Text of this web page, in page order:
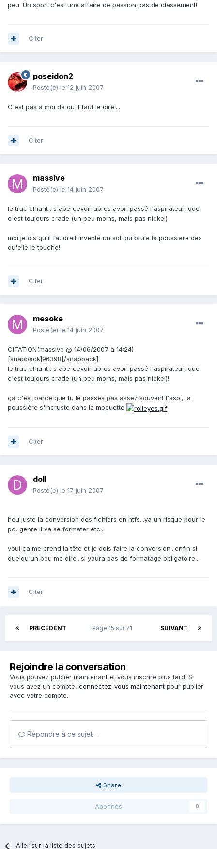
peu. Un sport c'est une affaire de passion pas de classement!
Citer
poseidon2
Posté(e) le 12 juin 2007
C'est pas a moi de qu'il faut le dire....
Citer
massive
Posté(e) le 14 juin 2007
le truc chiant : s'apercevoir apres avoir passé l'aspirateur, que
c'est toujours crade (un peu moins, mais pas nickel)
moi je dis qu'il faudrait inventé un sol qui brule la poussiere des
qu'elle le touche!
Citer
mesoke
Posté(e) le 14 juin 2007
CITATION(massive @ 14/06/2007 à 14:24)
[snapback]96398[/snapback]
le truc chiant : s'apercevoir apres avoir passé l'aspirateur, que
c'est toujours crade (un peu moins, mais pas nickel)!
ça c'est parce que tu le passes pas assez souvent l'aspi, la
poussière s'incruste dans la moquette
Citer
doll
Posté(e) le 17 juin 2007
heu juste la conversion des fichiers en ntfs...ya un risque pour le
pc, genre il va se formater etc...
voui ça me prend la tête et je dois faire la conversion...enfin si
quelqu'un peu me dire...si yaura pas de formatage obligatoire...
Citer
PRÉCÉDENT SUIVANT
Page 15 sur 71
Rejoindre la conversation
Vous pouvez publier maintenant et vous inscrire plus tard. Si
vous avez un compte, connectez-vous maintenant pour publier
avec votre compte.
Répondre à ce sujet…
Share
Abonnés 0
Aller sur la liste des sujets